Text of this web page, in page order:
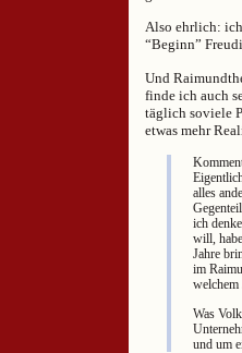
Also ehrlich:
“Beginn”
Und
finde ich auch
täglich soviele
etwas mehr
alles
ich
will,
Jahre
im
welchem
Was
und um